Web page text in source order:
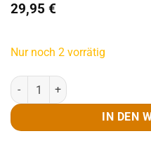
29,95 €
Nur noch 2 vorrätig
Zylinder, del Luxe, Flair, weiss,
IN DEN